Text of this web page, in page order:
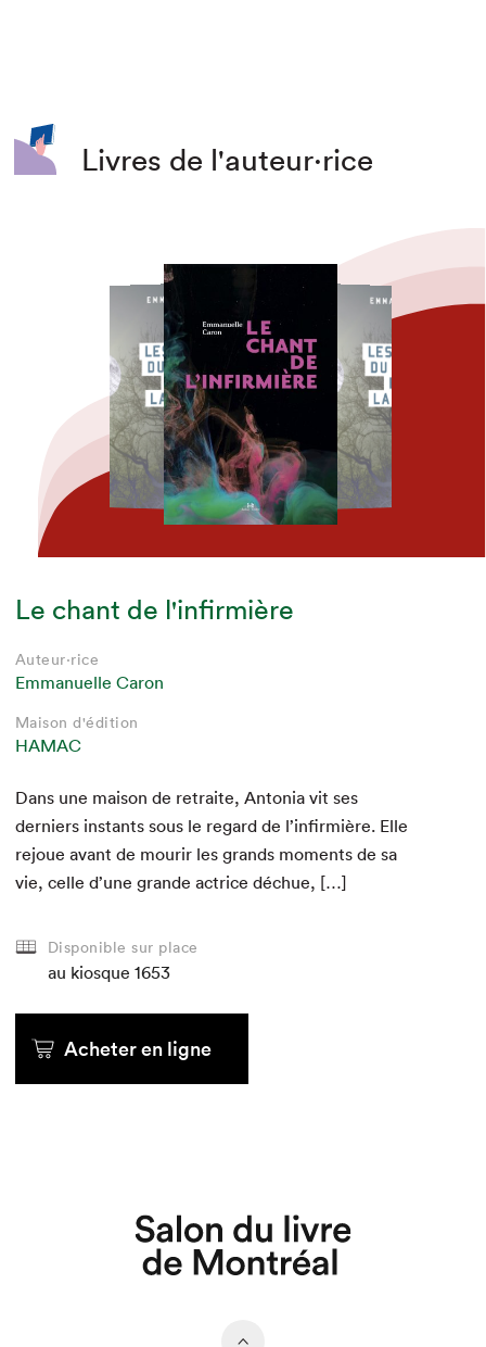
Livres de l'auteur·rice
Auteur·rice
Emmanuelle Caron
Maison d'édition
HAMAC
au kiosque
Acheter en ligne
Auteur·rice
Emmanuelle Caron
Maison d'édition
HÉLIOTROPE
au kiosque
Acheter en ligne
Le chant de l'infirmière
Auteur·rice
Emmanuelle Caron
Maison d'édition
HAMAC
Dans une mai­son de retraite, Anto­nia vit ses
derniers instants sous le regard de l’in­fir­mière. Elle
rejoue avant de mourir les grands moments de sa
vie, celle d’une grande actrice déchue, […]
Disponible sur place
au kiosque 1653
Acheter en ligne
Auteur·rice
Emmanuelle Caron
Maison d'édition
HÉLIOTROPE
au kiosque
Acheter en ligne
Auteur·rice
Emmanuelle Caron
Maison d'édition
HAMAC
au kiosque
Acheter en ligne
Auteur·rice
Emmanuelle Caron
Maison d'édition
HÉLIOTROPE
au kiosque
Acheter en ligne